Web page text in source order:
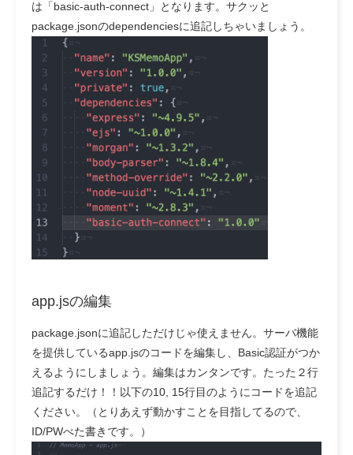
は「basic-auth-connect」となります。サクッと
package.jsonのdependenciesに追記しちゃいましょう。
app.jsの編集
package.jsonに追記しただけじゃ使えません。サーバ機能
を提供しているapp.jsのコードを編集し、Basic認証がつか
えるようにしましょう。編集はカンタンです。たった２行
追記するだけ！！以下の10, 15行目のようにコードを追記
ください。（とりあえず動かすことを目指してるので、
ID/PWべた書きです。）